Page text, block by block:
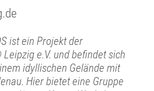
ist ein Projekt der
Leipzig e.V. und befindet sich
idyllischen Gelände mit
Hier bietet eine Gruppe